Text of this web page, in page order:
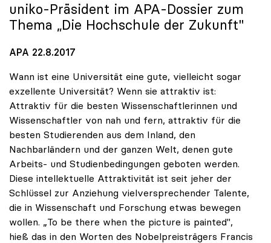
uniko-Präsident im APA-Dossier zum
Thema „Die Hochschule der Zukunft"
APA 22.8.2017
Wann ist eine Universität eine gute, vielleicht sogar
exzellente Universität? Wenn sie attraktiv ist:
Attraktiv für die besten Wissenschaftlerinnen und
Wissenschaftler von nah und fern, attraktiv für die
besten Studierenden aus dem Inland, den
Nachbarländern und der ganzen Welt, denen gute
Arbeits- und Studienbedingungen geboten werden.
Diese intellektuelle Attraktivität ist seit jeher der
Schlüssel zur Anziehung vielversprechender Talente,
die in Wissenschaft und Forschung etwas bewegen
wollen. „To be there when the picture is painted",
hieß das in den Worten des Nobelpreisträgers Francis